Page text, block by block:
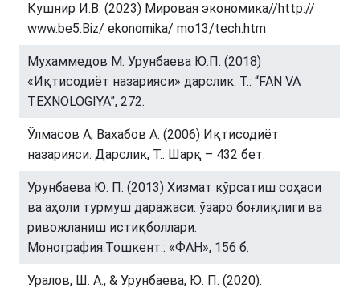
Кушнир И.В. (2023) Мировая экономика//http://
www.be5.Biz/ ekonomika/ mo13/tech.htm
Мухаммедов М. Урунбаева Ю.П. (2018)
«Иқтисодиёт назарияси» дарслик. Т.: “FAN VA
TEXNOLOGIYA”, 272.
Ўлмасов А, Вахабов А. (2006) Иқтисодиёт
назарияси. Дарслик, Т.: Шарқ – 432 бет.
Урунбаева Ю. П. (2013) Хизмат кўрсатиш соҳаси
ва аҳоли турмуш даражаси: ўзаро боғлиқлиги ва
ривожланиш истиқболлари.
Монография.Тошкент.: «ФАН», 156 б.
Уралов, Ш. А., & Урунбаева, Ю. П. (2020).